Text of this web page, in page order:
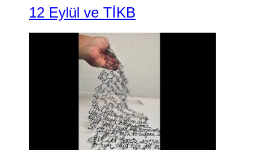
12 Eylül ve TİKB